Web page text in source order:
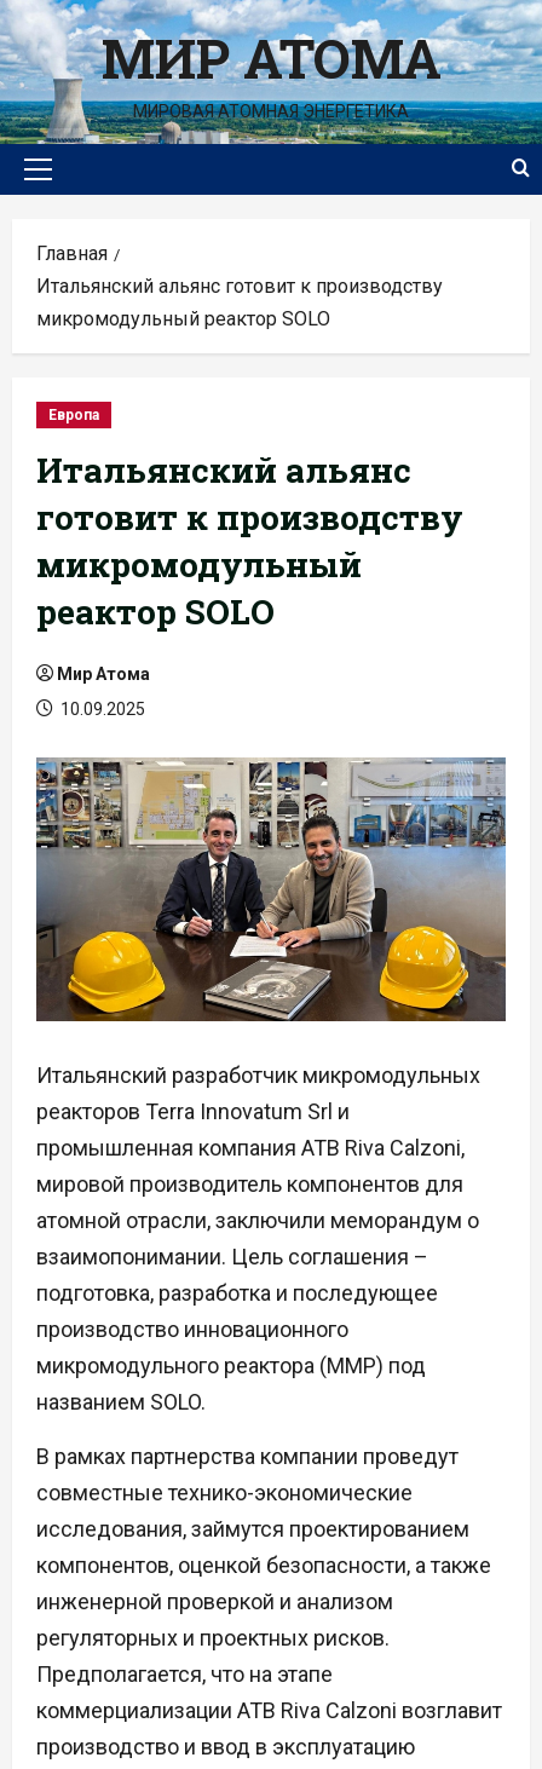
Перейти
к
содержимомуМИР АТОМА
МИРОВАЯ АТОМНАЯ ЭНЕРГЕТИКА
Основное
Главная
Итальянский альянс готовит к производству
микромодульный реактор SOLO
Европа
Итальянский альянс
готовит к производству
микромодульный
реактор SOLO
Мир Атома
10.09.2025
Итальянский разработчик микромодульных
реакторов Terra Innovatum Srl и
промышленная компания ATB Riva Calzoni,
мировой производитель компонентов для
атомной отрасли, заключили меморандум о
взаимопонимании. Цель соглашения –
подготовка, разработка и последующее
производство инновационного
микромодульного реактора (ММР) под
названием SOLO.
В рамках партнерства компании проведут
совместные технико-экономические
исследования, займутся проектированием
компонентов, оценкой безопасности, а также
инженерной проверкой и анализом
регуляторных и проектных рисков.
Предполагается, что на этапе
коммерциализации ATB Riva Calzoni возглавит
производство и ввод в эксплуатацию